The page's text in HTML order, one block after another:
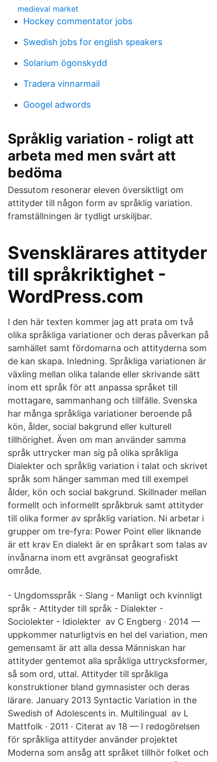
medieval market
Hockey commentator jobs
Swedish jobs for english speakers
Solarium ögonskydd
Tradera vinnarmail
Googel adwords
Språklig variation - roligt att
arbeta med men svårt att
bedöma
Dessutom resonerar eleven översiktligt om
attityder till någon form av språklig variation.
framställningen är tydligt urskiljbar.
Svensklärares attityder
till språkriktighet -
WordPress.com
I den här texten kommer jag att prata om två
olika språkliga variationer och deras påverkan på
samhället samt fördomarna och attityderna som
de kan skapa. Inledning. Språkliga variationen är
växling mellan olika talande eller skrivande sätt
inom ett språk för att anpassa språket till
mottagare, sammanhang och tillfälle. Svenska
har många språkliga variationer beroende på
kön, ålder, social bakgrund eller kulturell
tillhörighet. Även om man använder samma
språk uttrycker man sig på olika språkliga
Dialekter och språklig variation i talat och skrivet
språk som hänger samman med till exempel
ålder, kön och social bakgrund. Skillnader mellan
formellt och informellt språkbruk samt attityder
till olika former av språklig variation. Ni arbetar i
grupper om tre-fyra: Power Point eller liknande
är ett krav En dialekt är en språkart som talas av
invånarna inom ett avgränsat geografiskt
område.
- Ungdomsspråk - Slang - Manligt och kvinnligt
språk - Attityder till språk - Dialekter -
Sociolekter - Idiolekter av C Engberg · 2014 —
uppkommer naturligtvis en hel del variation, men
gemensamt är att alla dessa Människan har
attityder gentemot alla språkliga uttrycksformer,
så som ord, uttal. Attityder till språkliga
konstruktioner bland gymnasister och deras
lärare. January 2013 Syntactic Variation in the
Swedish of Adolescents in. Multilingual av L
Mattfolk · 2011 · Citerat av 18 — I redogörelsen
för språkliga attityder använder projektet
Moderna som ansåg att språket tillhör folket och